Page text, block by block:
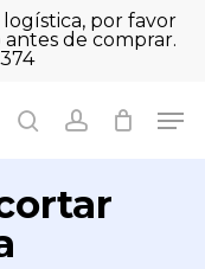
por favor
de comprar.
searchaccount
Close
Close